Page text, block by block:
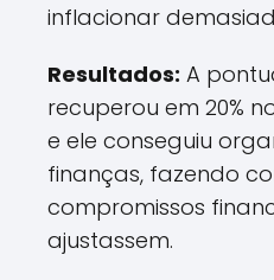
inflacionar
Resultados: A
recuperou em 20%
e ele conseguiu
finanças, fazendo
compromissos
ajustassem.